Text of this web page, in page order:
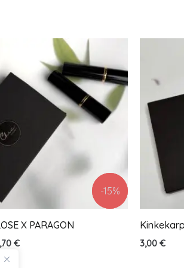
-15%
-15%
X PARAGON
€.
€
Praegune
52,70 €.
3,00 €